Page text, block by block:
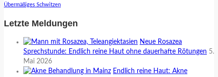
Übermäßiges Schwitzen
Letzte Meldungen
Neue Rosazea
Sprechstunde: Endlich reine Haut ohne dauerhafte Rötungen 5.
Mai 2026
Endlich reine Haut: Akne